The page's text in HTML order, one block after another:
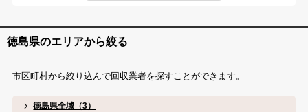
徳島県のエリアから絞る
市区町村から絞り込んで回収業者を探すことができます。
徳島県全域（3）